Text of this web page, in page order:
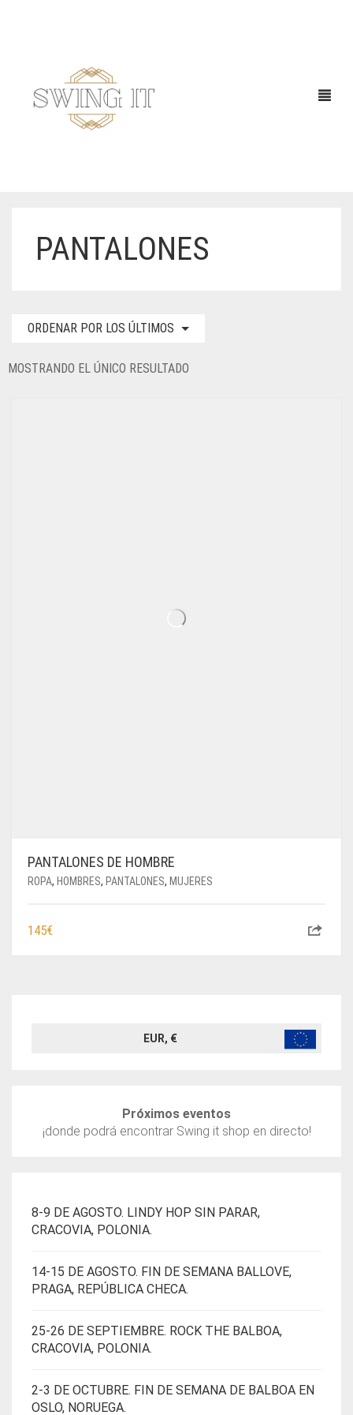
PANTALONES
ORDENAR POR LOS ÚLTIMOS
MOSTRANDO EL ÚNICO RESULTADO
PANTALONES DE HOMBRE
ROPA, HOMBRES, PANTALONES, MUJERES
145€
EUR, €
Próximos eventos
¡donde podrá encontrar Swing it shop en directo!
8-9 DE AGOSTO. LINDY HOP SIN PARAR,
CRACOVIA, POLONIA.
14-15 DE AGOSTO. FIN DE SEMANA BALLOVE,
PRAGA, REPÚBLICA CHECA.
25-26 DE SEPTIEMBRE. ROCK THE BALBOA,
CRACOVIA, POLONIA.
2-3 DE OCTUBRE. FIN DE SEMANA DE BALBOA EN
OSLO, NORUEGA.